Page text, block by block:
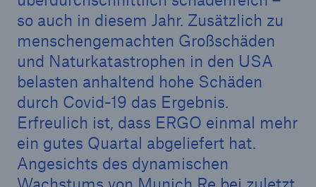
so auch in diesem Jahr. Zusätzlich zu
menschengemachten Großschäden
und Naturkatastrophen in den USA
belasten anhaltend hohe Schäden
durch Covid-19 das Ergebnis.
Erfreulich ist, dass ERGO einmal mehr
ein gutes Quartal abgeliefert hat.
Angesichts des dynamischen